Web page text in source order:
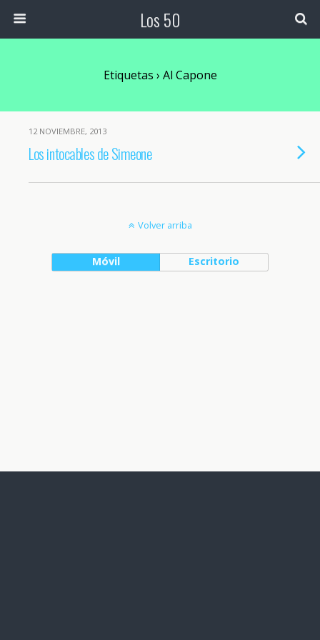
Los 50
Etiquetas › Al Capone
12 NOVIEMBRE, 2013
Los intocables de Simeone
Volver arriba
Móvil Escritorio